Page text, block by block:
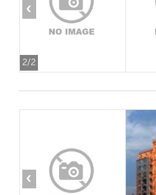
2/2
‹
‹